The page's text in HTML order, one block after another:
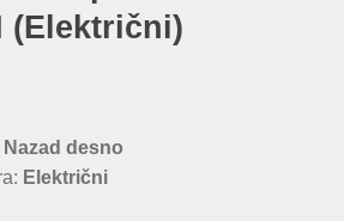
(Električni)
Nazad desno
Električni